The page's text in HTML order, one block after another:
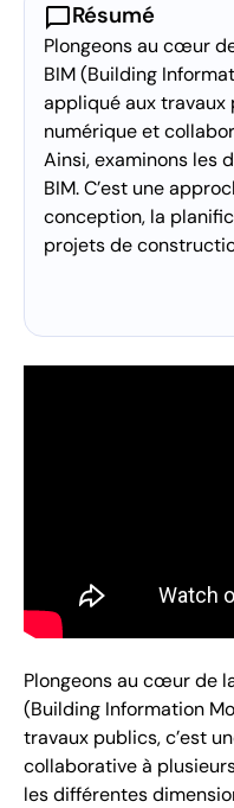
chat_bubbleRésumé
Plongeons au cœur
BIM (Building
appliqué aux travaux
numérique et
Ainsi, examinons les
BIM. C’est une
conception, la
projets de
Plongeons au cœur de
(Building Information
travaux publics, c’est
collaborative à
les différentes